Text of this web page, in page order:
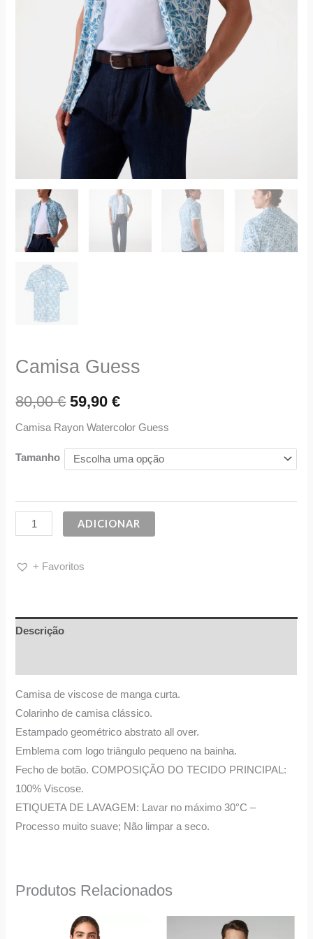
Camisa Guess
80,00€ 59,90€
Camisa Rayon Watercolor Guess
Tamanho
ADICIONAR
+ Favoritos
Descrição
Camisa de viscose de manga curta.
Colarinho de camisa clássico.
Estampado geométrico abstrato all over.
Emblema com logo triângulo pequeno na bainha.
Fecho de botão. COMPOSIÇÃO DO TECIDO PRINCIPAL:
100% Viscose.
ETIQUETA DE LAVAGEM: Lavar no máximo 30°C –
Processo muito suave; Não limpar a seco.
Produtos Relacionados
preço
O
preço